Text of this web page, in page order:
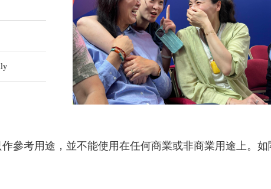
參考用途，並不能使用在任何商業或非商業用途上。